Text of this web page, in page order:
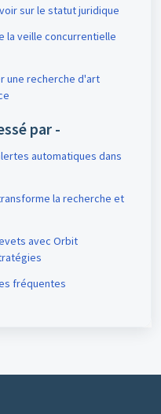
sur le statut juridique
la veille concurrentielle
une recherche d'art
par -
automatiques dans
la recherche et
avec Orbit
fréquentes